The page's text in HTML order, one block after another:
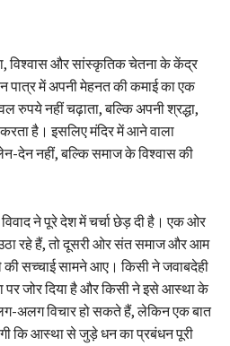
विश्वास और सांस्कृतिक चेतना के केंद्र
पात्र में अपनी मेहनत की कमाई का एक
रुपये नहीं चढ़ाता, बल्कि अपनी श्रद्धा,
करता है। इसलिए मंदिर में आने वाला
देन नहीं, बल्कि समाज के विश्वास की
ने पूरे देश में चर्चा छेड़ दी है। एक ओर
रहे हैं, तो दूसरी ओर संत समाज और आम
की सच्चाई सामने आए। किसी ने जवाबदेही
पर जोर दिया है और किसी ने इसे आस्था के
अलग विचार हो सकते हैं, लेकिन एक बात
कि आस्था से जुड़े धन का प्रबंधन पूरी